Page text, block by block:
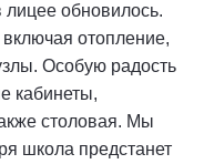
обновилось.
отопление,
Особую радость
кабинеты,
столовая. Мы
школа предстанет